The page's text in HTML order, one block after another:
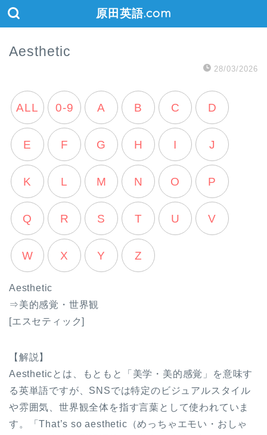
原田英語.com
Aesthetic
28/03/2026
ALL 0-9 A B C D
E F G H I J
K L M N O P
Q R S T U V
W X Y Z
Aesthetic
⇒美的感覚・世界観
[エスセティック]
【解説】
Aestheticとは、もともと「美学・美的感覚」を意味す
る英単語ですが、SNSでは特定のビジュアルスタイル
や雰囲気、世界観全体を指す言葉として使われていま
す。「That’s so aesthetic（めっちゃエモい・おしゃ